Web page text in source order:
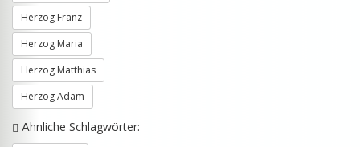
Herzog Franz
Herzog Maria
Herzog Matthias
Herzog Adam
Ähnliche Schlagwörter: